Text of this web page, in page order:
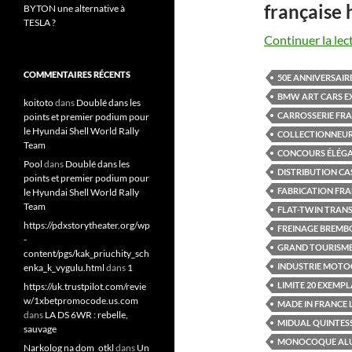
française
Continuer la
50E
BMW ART CARS
CARROSSERIE
CONCOURS
DISTRIBUTION
FABRICATION
FLAT-TWIN
FREINAGE
GRAND
INDUSTRIE
LIMITE 20
MADE IN FRANCE
MIDUAL
MONOCOQUE
BYTON une alternative à
TESLA ?
COMMENTAIRES RÉCENTS
koitotodans Doublé dans les
points et premier podium pour
le Hyundai Shell World Rally
Team
Pool dans Doublé dans les
points et premier podium pour
le Hyundai Shell World Rally
Team
https://pdxstorytheater.org/wp
-
content/pgs/kak_priuchity_sch
enka_k_vygulu.html dans 1
https://uk.trustpilot.com/revie
w/1xbetpromocode.us.com
dans LA DS 6WR : rebelle,
sauvage
Narkolog na dom_otkl dans Un